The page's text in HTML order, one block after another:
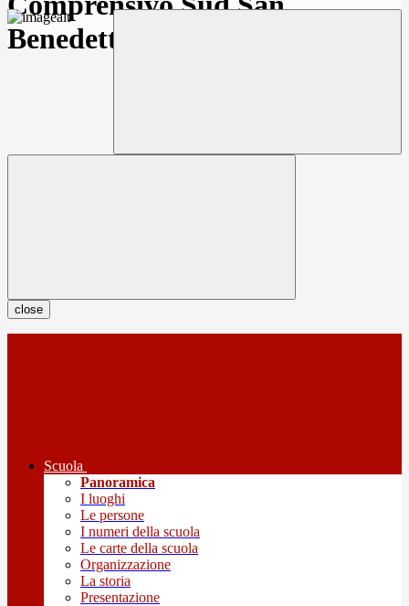
close
Scuola
Panoramica
I luoghi
Le persone
I numeri della scuola
Le carte della scuola
Organizzazione
La storia
Presentazione